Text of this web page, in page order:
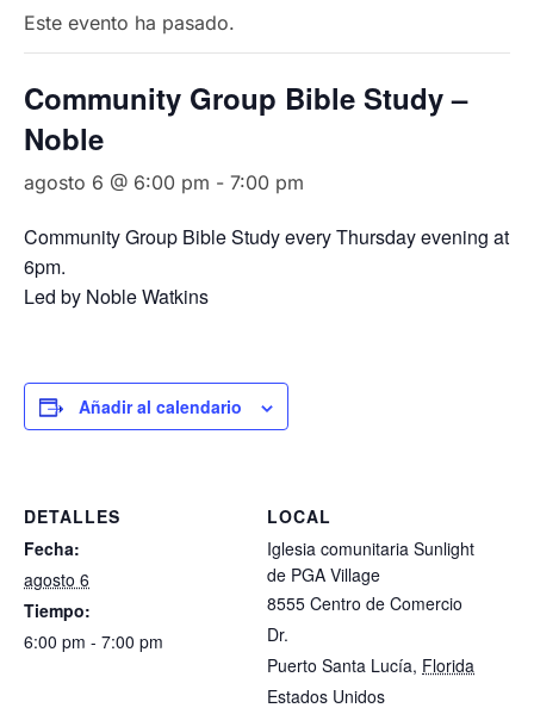
Este evento ha pasado.
Community Group Bible Study –
Noble
agosto 6 @ 6:00 pm - 7:00 pm
Community Group Bible Study every Thursday evening at
6pm.
Led by Noble Watkins
Añadir al calendario
DETALLES
Fecha:
agosto 6
Tiempo:
6:00 pm - 7:00 pm
LOCAL
Iglesia comunitaria Sunlight
de PGA Village
8555 Centro de Comercio
Dr.
Puerto Santa Lucía, Florida
Estados Unidos